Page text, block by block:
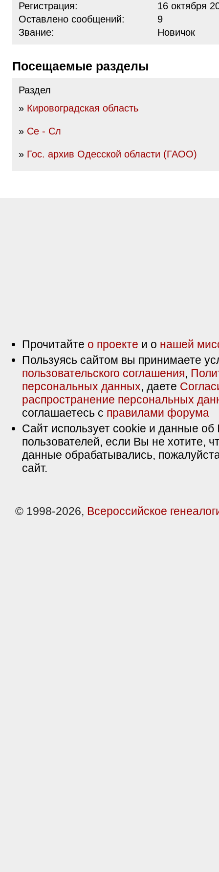
Регистрация:
16 октября
Оставлено сообщений:
9
Звание:
Новичок
Посещаемые разделы
Раздел
» Кировоградская область
» Се - Сл
» Гос. архив Одесской области (ГАОО)
Прочитайте о проекте и о нашей
Пользуясь сайтом вы принимаете
пользовательского соглашения,
персональных данных, даете
распространение персональных
соглашаетесь с правилами форума
Сайт использует cookie и данные об
пользователей, если Вы не хотите,
данные обрабатывались,
сайт.
© 1998-2026, Всероссийское